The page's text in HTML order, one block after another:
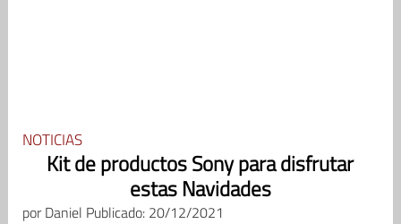
NOTICIAS
Kit de productos Sony para disfrutar
estas Navidades
porDaniel Publicado: 20/12/2021